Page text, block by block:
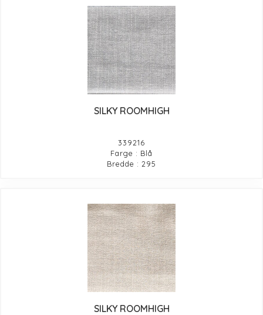
SILKY ROOMHIGH
339216
Farge : Blå
Bredde : 295
SILKY ROOMHIGH